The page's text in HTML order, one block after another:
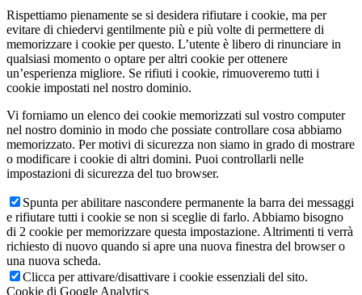
Rispettiamo pienamente se si desidera rifiutare i cookie, ma per
evitare di chiedervi gentilmente più e più volte di permettere di
memorizzare i cookie per questo. L’utente è libero di rinunciare in
qualsiasi momento o optare per altri cookie per ottenere
un’esperienza migliore. Se rifiuti i cookie, rimuoveremo tutti i
cookie impostati nel nostro dominio.
Vi forniamo un elenco dei cookie memorizzati sul vostro computer
nel nostro dominio in modo che possiate controllare cosa abbiamo
memorizzato. Per motivi di sicurezza non siamo in grado di mostrare
o modificare i cookie di altri domini. Puoi controllarli nelle
impostazioni di sicurezza del tuo browser.
Spunta per abilitare nascondere permanente la barra dei messaggi
e rifiutare tutti i cookie se non si sceglie di farlo. Abbiamo bisogno
di 2 cookie per memorizzare questa impostazione. Altrimenti ti verrà
richiesto di nuovo quando si apre una nuova finestra del browser o
una nuova scheda.
Clicca per attivare/disattivare i cookie essenziali del sito.
Cookie di Google Analytics